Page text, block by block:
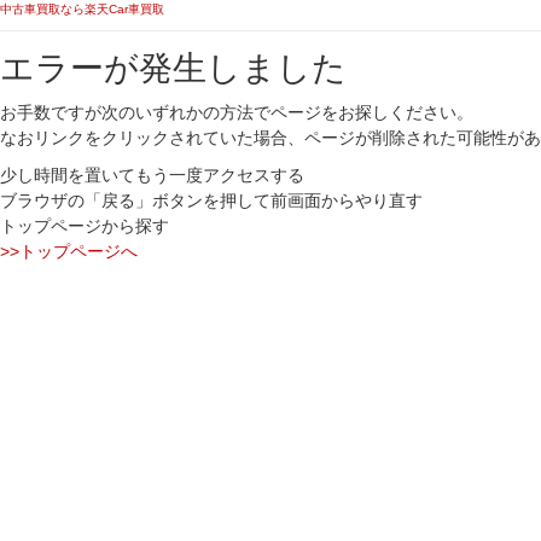
中古車買取なら楽天Car車買取
エラーが発生しました
お手数ですが次のいずれかの方法でページをお探しください。
なおリンクをクリックされていた場合、ページが削除された可能性が
少し時間を置いてもう一度アクセスする
ブラウザの「戻る」ボタンを押して前画面からやり直す
トップページから探す
>>トップページへ